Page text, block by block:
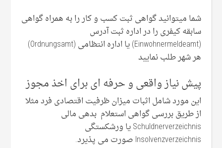
شما میتوانید گواهی ثبت کسب و کار را به همراه گواهی
سابقه کیفری را در اداره ثبت آدرس
(Einwohnermeldeamt) یا اداره انتظامی (Ordnungsamt)
هر شهر طلب نمایید
پیش نیاز واقعی و حرفه ای برای اخذ مجوز
این مورد شامل اثبات میزان ظرفیت اقتصادی فرد مثلا
از طریق بررسی گواهی استعلام بدهی مالی
Schuldnerverzeichnis یا ورشکستگی
Insolvenzverzeichnis صورت می پذیرد.